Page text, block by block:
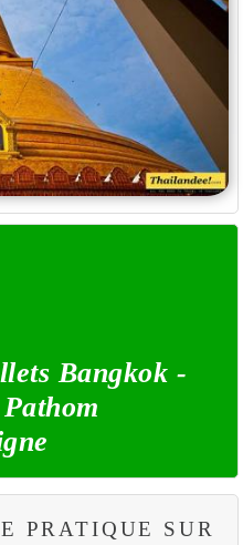
Bangkok -
PRATIQUE SUR